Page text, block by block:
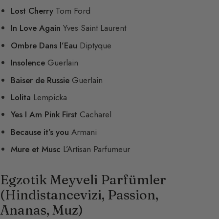
Lost Cherry Tom Ford
In Love Again Yves Saint Laurent
Ombre Dans l’Eau Diptyque
Insolence Guerlain
Baiser de Russie Guerlain
Lolita Lempicka
Yes I Am Pink First Cacharel
Because it’s you Armani
Mure et Musc L’Artisan Parfumeur
Egzotik Meyveli Parfümler
(Hindistancevizi, Passion,
Ananas, Muz)